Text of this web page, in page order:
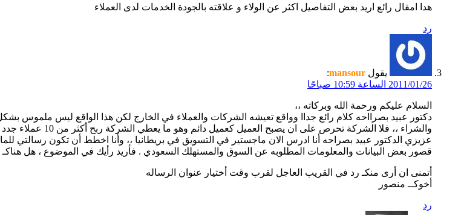
هدا امقال رائع اريد بعض التفاصيل اكثر عن الولاء و علاقته بالجودة الخدمات لدى العملاء
رد
يقول mansour
:
2011/01/26 الساعة 10:59 صباحًا
السلام عليكم ورحمة الله وبركاته ،،
دكتور عبيد بصرااحه كلام رائع جداا وواقع تعيشه الشركات والعملاء في الخارج لكن هذا الواقع ليس ملموس
والشراء ،، فلا الشركة تحرص على ان يصبح العميل كعميل دائم وهو ما يعطي الشركة ربح أكثر من 10 عملاء جدد ،، وايضا العملاء نتيجة لذلك لا يفكرون ان يصبحوا عملاء دائمين لمنتج او شركة بالخصوص.
عزيزي الدكتور عبيد بصراحه أنا ادرس الان ماجستير في التسويق في بريطانيا ،، وأنا اخطط أن تكون رسالتي
قصور بعض البيانات والمعلومات المطلوبه عن السوق والمستهلك السعودي . فأريد رأيك في الموضوع ، هل
أتمنى ان أرى منكـ رد في القريب العاجل لقرب وقت أختيار عنوان الرساله
أخوكــ منصور
رد